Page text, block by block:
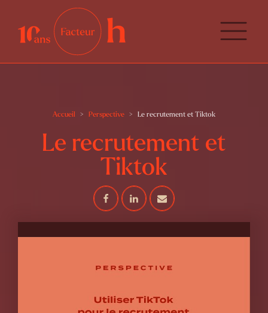
Accueil Perspective Le recrutement et Tiktok
Le recrutement et
Tiktok